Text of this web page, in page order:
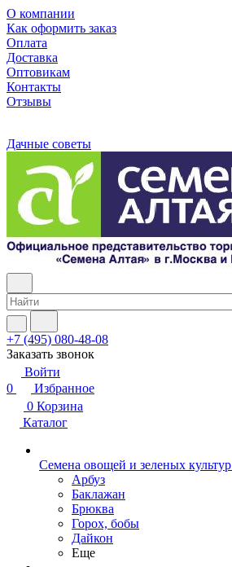
О компании
Как оформить заказ
Оплата
Доставка
Оптовикам
Контакты
Отзывы
Дачные советы
+7 (495) 080-48-08
Заказать звонок
Войти
0
Избранное
0 Корзина
Каталог
Семена овощей и зеленых культур
Арбуз
Баклажан
Брюква
Горох, бобы
Дайкон
Еще